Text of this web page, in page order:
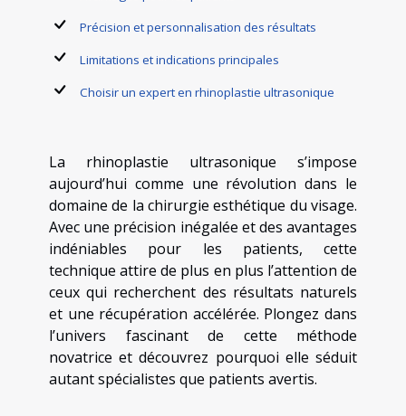
Précision et personnalisation des résultats
Limitations et indications principales
Choisir un expert en rhinoplastie ultrasonique
La rhinoplastie ultrasonique s’impose
aujourd’hui comme une révolution dans le
domaine de la chirurgie esthétique du visage.
Avec une précision inégalée et des avantages
indéniables pour les patients, cette
technique attire de plus en plus l’attention de
ceux qui recherchent des résultats naturels
et une récupération accélérée. Plongez dans
l’univers fascinant de cette méthode
novatrice et découvrez pourquoi elle séduit
autant spécialistes que patients avertis.